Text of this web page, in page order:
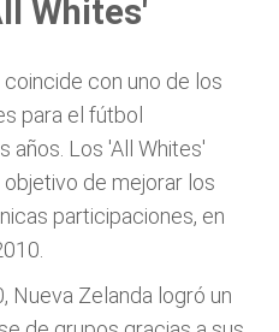
Whites'
con uno de los
para el fútbol
años. Los 'All Whites'
de mejorar los
participaciones, en
Nueva Zelanda logró un